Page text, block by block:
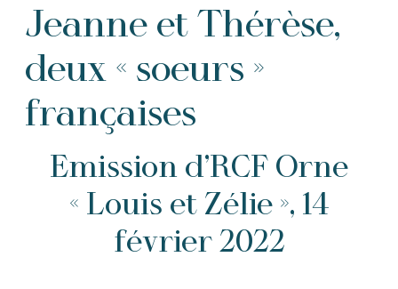
Jeanne et Thérèse,
deux « soeurs »
françaises
Emission d’RCF Orne
« Louis et Zélie », 14
février 2022